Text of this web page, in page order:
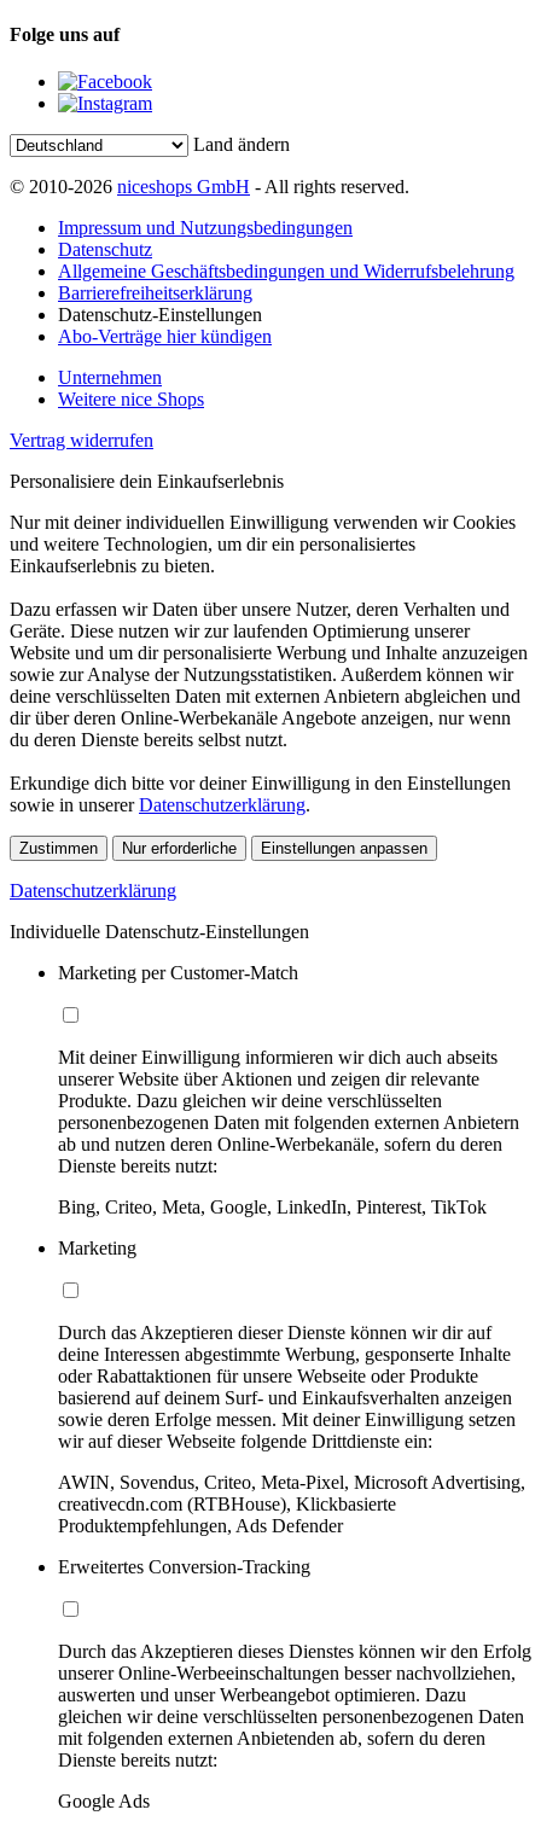
Folge uns auf
Land ändern
© 2010-2026 niceshops GmbH - All rights reserved.
Impressum und Nutzungsbedingungen
Datenschutz
Allgemeine Geschäftsbedingungen und Widerrufsbelehrung
Barrierefreiheitserklärung
Datenschutz-Einstellungen
Abo-Verträge hier kündigen
Unternehmen
Weitere nice Shops
Vertrag widerrufen
Personalisiere dein Einkaufserlebnis
Nur mit deiner individuellen Einwilligung verwenden wir Cookies
und weitere Technologien, um dir ein personalisiertes
Einkaufserlebnis zu bieten.
Dazu erfassen wir Daten über unsere Nutzer, deren Verhalten und
Geräte. Diese nutzen wir zur laufenden Optimierung unserer
Website und um dir personalisierte Werbung und Inhalte anzuzeigen
sowie zur Analyse der Nutzungsstatistiken. Außerdem können wir
deine verschlüsselten Daten mit externen Anbietern abgleichen und
dir über deren Online-Werbekanäle Angebote anzeigen, nur wenn
du deren Dienste bereits selbst nutzt.
Erkundige dich bitte vor deiner Einwilligung in den Einstellungen
sowie in unsererDatenschutzerklärung.
Zustimmen Nur erforderliche Einstellungen anpassen
Datenschutzerklärung
Individuelle Datenschutz-Einstellungen
Marketing per Customer-Match
Mit deiner Einwilligung informieren wir dich auch abseits
unserer Website über Aktionen und zeigen dir relevante
Produkte. Dazu gleichen wir deine verschlüsselten
personenbezogenen Daten mit folgenden externen Anbietern
ab und nutzen deren Online-Werbekanäle, sofern du deren
Dienste bereits nutzt:
Bing, Criteo, Meta, Google, LinkedIn, Pinterest, TikTok
Marketing
Durch das Akzeptieren dieser Dienste können wir dir auf
deine Interessen abgestimmte Werbung, gesponserte Inhalte
oder Rabattaktionen für unsere Webseite oder Produkte
basierend auf deinem Surf- und Einkaufsverhalten anzeigen
sowie deren Erfolge messen. Mit deiner Einwilligung setzen
wir auf dieser Webseite folgende Drittdienste ein:
AWIN, Sovendus, Criteo, Meta-Pixel, Microsoft Advertising,
creativecdn.com (RTBHouse), Klickbasierte
Produktempfehlungen, Ads Defender
Erweitertes Conversion-Tracking
Durch das Akzeptieren dieses Dienstes können wir den Erfolg
unserer Online-Werbeeinschaltungen besser nachvollziehen,
auswerten und unser Werbeangebot optimieren. Dazu
gleichen wir deine verschlüsselten personenbezogenen Daten
mit folgenden externen Anbietenden ab, sofern du deren
Dienste bereits nutzt:
Google Ads